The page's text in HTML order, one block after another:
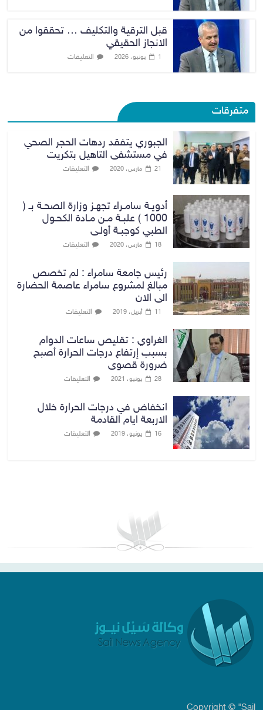
قبل الترقية والتكليف … تحققوا من
الانجاز الحقيقي
1 يونيو، 2026 التعليقات
متفرقات
الجبوري يتفقد ردهات الحجر الصحي
في مستشفى التاهيل بتكريت
21 مارس، 2020 التعليقات
أدويـة سامـراء تجهـز وزارة الصحـة بـ (
1000 ) علبـة مـن مـادة الكحـول
الطبي كوجبـة أولـى
18 مارس، 2020 التعليقات
رئيس جامعة سامراء : لم تخصص
مبالغ لمشروع سامراء عاصمة الحضارة
الى الان
11 أبريل، 2019 التعليقات
الغراوي : تقليص ساعات الدوام
بسبب إرتفاع درجات الحرارة أصبح
ضرورة قصوى
28 يونيو، 2021 التعليقات
انخفاض في درجات الحرارة خلال
الاربعة ايام القادمة
16 يونيو، 2019 التعليقات
Copyright © "Sail